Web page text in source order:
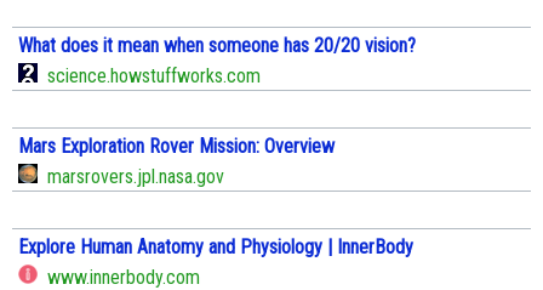
What does it mean when someone has 20/20 vision?
science.howstuffworks.com
Mars Exploration Rover Mission: Overview
marsrovers.jpl.nasa.gov
Explore Human Anatomy and Physiology | InnerBody
www.innerbody.com